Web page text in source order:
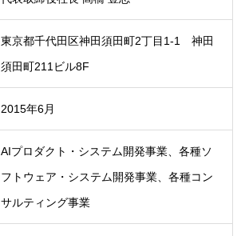
東京都千代田区神田須田町2丁目1-1 神田
須田町211ビル8F
2015年6月
AIプロダクト・システム開発事業、各種ソ
フトウェア・システム開発事業、各種コン
サルティング事業